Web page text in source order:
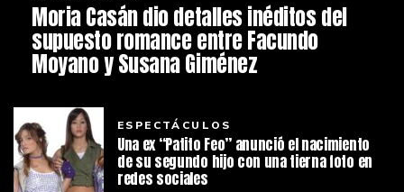
Moria Casán dio detalles inéditos del
supuesto romance entre Facundo
Moyano y Susana Giménez
ESPECTÁCULOS
Una ex “Patito Feo” anunció el nacimiento
de su segundo hijo con una tierna foto en
redes sociales